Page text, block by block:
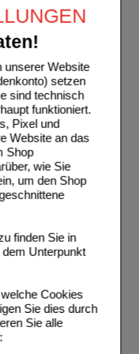
unserer Website
setzen
sind technisch
funktioniert.
Pixel und
Website an das
Shop
wie Sie
um den Shop
finden Sie in
Unterpunkt
Cookies
Sie dies durch
Sie alle